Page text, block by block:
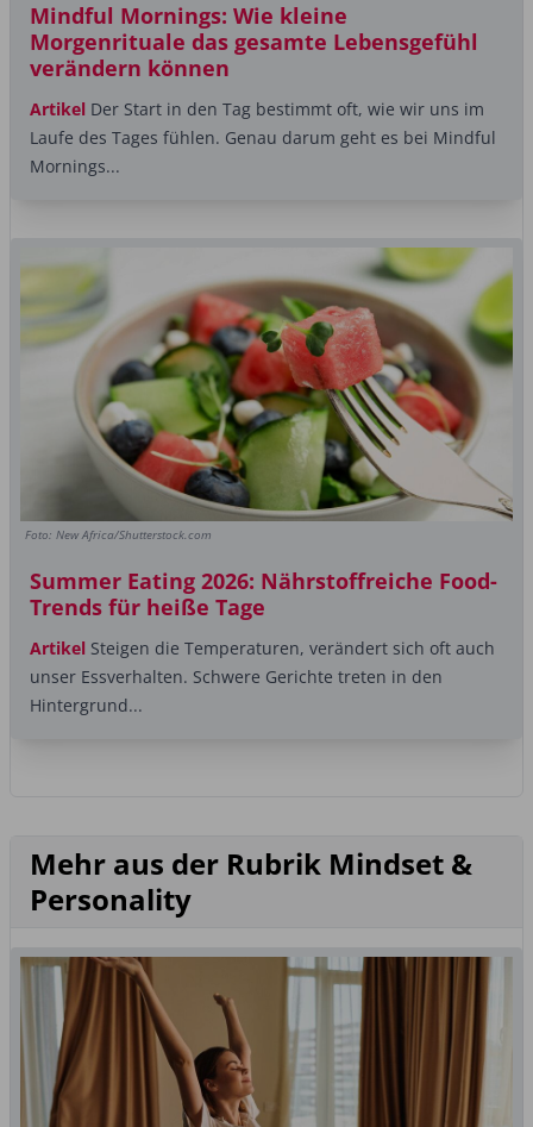
Mindful Mornings: Wie kleine
Morgenrituale das gesamte Lebensgefühl
verändern können
Artikel Der Start in den Tag bestimmt oft, wie wir uns im
Laufe des Tages fühlen. Genau darum geht es bei Mindful
Mornings...
Foto: New Africa/Shutterstock.com
Summer Eating 2026: Nährstoffreiche Food-
Trends für heiße Tage
Artikel Steigen die Temperaturen, verändert sich oft auch
unser Essverhalten. Schwere Gerichte treten in den
Hintergrund...
Mehr aus der Rubrik Mindset &
Personality